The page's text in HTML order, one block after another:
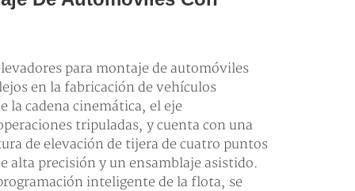
para montaje de automóviles
en la fabricación de vehículos
la cadena cinemática, el eje
tripuladas, y cuenta con una
de elevación de tijera de cuatro puntos
alta precisión y un ensamblaje asistido.
inteligente de la flota, se